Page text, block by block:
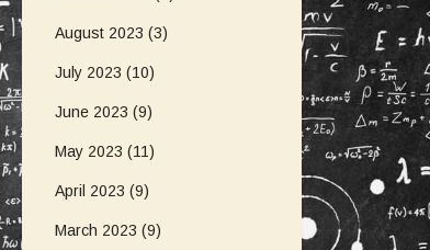
August 2023 (3)
July 2023 (10)
June 2023 (9)
May 2023 (11)
April 2023 (9)
March 2023 (9)